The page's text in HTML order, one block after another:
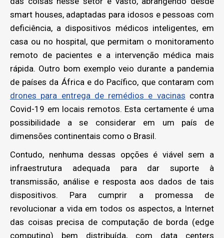
smart houses, adaptadas para idosos e pessoas com
deficiência, a dispositivos médicos inteligentes, em
casa ou no hospital, que permitam o monitoramento
remoto de pacientes e a intervenção médica mais
rápida. Outro bom exemplo veio durante a pandemia
de países da África e do Pacífico, que contaram com
drones para entrega de remédios e vacinas contra
Covid-19 em locais remotos. Esta certamente é uma
possibilidade a se considerar em um país de
dimensões continentais como o Brasil.
Contudo, nenhuma dessas opções é viável sem a
infraestrutura adequada para dar suporte à
transmissão, análise e resposta aos dados de tais
dispositivos. Para cumprir a promessa de
revolucionar a vida em todos os aspectos, a Internet
das coisas precisa de computação de borda (edge
computing) bem distribuída, com data centers